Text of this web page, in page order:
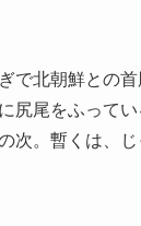
で北朝鮮との
尻尾をふってい
次。暫くは、